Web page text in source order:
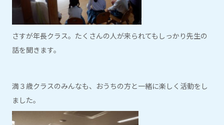
さすが年長クラス。たくさんの人が来られてもしっかり先生の
話を聞きます。
満３歳クラスのみんなも、おうちの方と一緒に楽しく活動をし
ました。